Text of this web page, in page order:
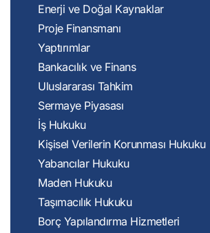
Enerji ve Doğal Kaynaklar
Proje Finansmanı
Yaptırımlar
Bankacılık ve Finans
Uluslararası Tahkim
Sermaye Piyasası
İş Hukuku
Kişisel Verilerin Korunması Hukuku
Yabancılar Hukuku
Maden Hukuku
Taşımacılık Hukuku
Borç Yapılandırma Hizmetleri